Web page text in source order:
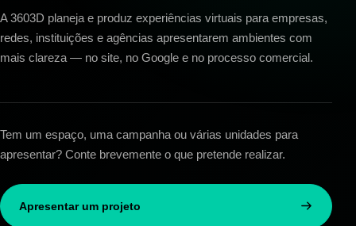
A 3603D planeja e produz experiências virtuais para empresas,
redes, instituições e agências apresentarem ambientes com
mais clareza — no site, no Google e no processo comercial.
Tem um espaço, uma campanha ou várias unidades para
apresentar? Conte brevemente o que pretende realizar.
Apresentar um projeto